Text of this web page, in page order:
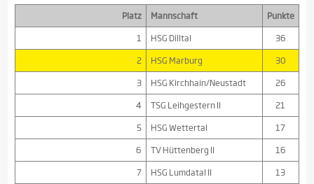
Platz Mannschaft
Punkte
1
HSG Dilltal
36
2
HSG Marburg
30
3
HSG Kirchhain/Neustadt
26
4
TSG Leihgestern II
21
5
HSG Wettertal
17
6
TV Hüttenberg II
16
7
HSG Lumdatal II
13